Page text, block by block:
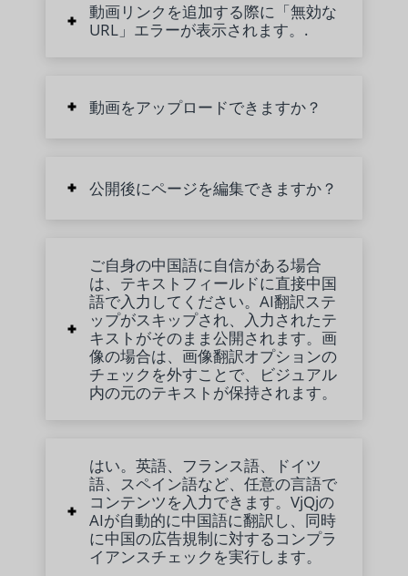
動画リンクを追加する際に「無効な
URL」エラーが表示されます。.
動画をアップロードできますか？
公開後にページを編集できますか？
ご自身の中国語に自信がある場合
は、テキストフィールドに直接中国
語で入力してください。AI翻訳ステ
ップがスキップされ、入力されたテ
キストがそのまま公開されます。画
像の場合は、画像翻訳オプションの
チェックを外すことで、ビジュアル
内の元のテキストが保持されます。
はい。英語、フランス語、ドイツ
語、スペイン語など、任意の言語で
コンテンツを入力できます。VjQjの
AIが自動的に中国語に翻訳し、同時
に中国の広告規制に対するコンプラ
イアンスチェックを実行します。